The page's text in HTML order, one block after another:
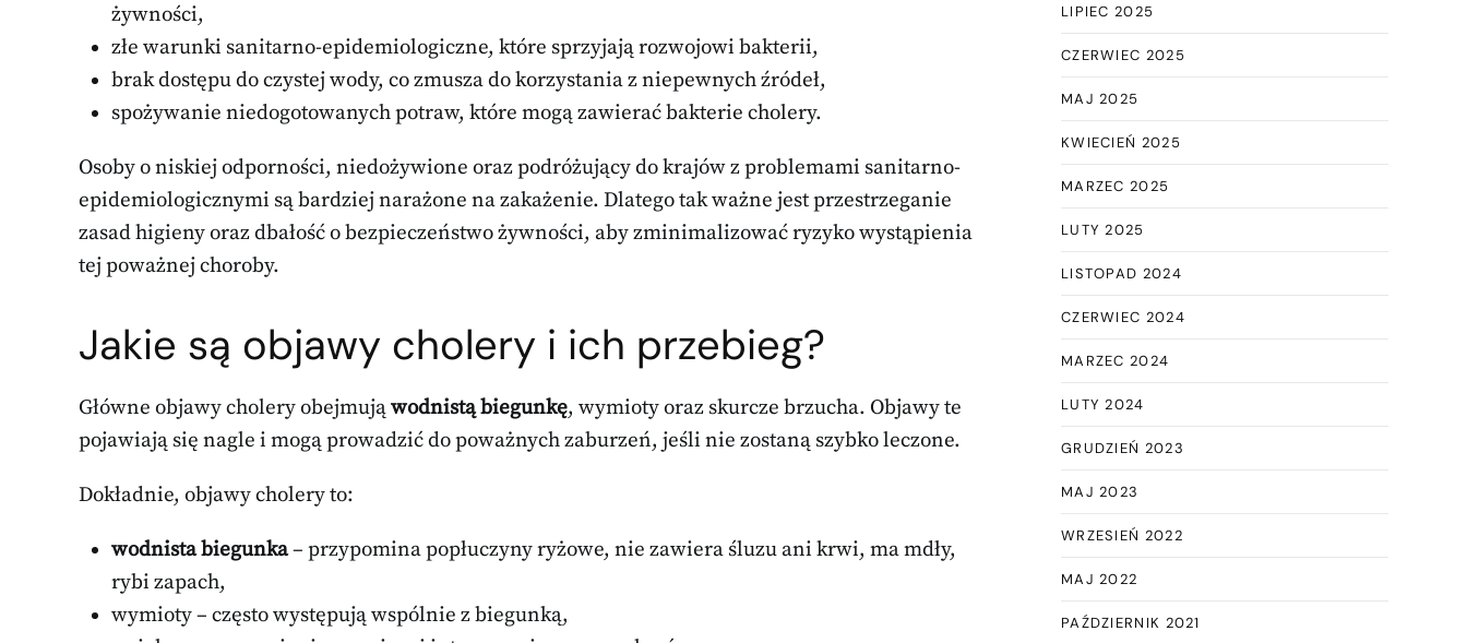
żywności,
złe warunki sanitarno-epidemiologiczne, które sprzyjają rozwojowi bakterii,
brak dostępu do czystej wody, co zmusza do korzystania z niepewnych źródeł,
spożywanie niedogotowanych potraw, które mogą zawierać bakterie cholery.
Osoby o niskiej odporności, niedożywione oraz podróżujący do krajów z problemami sanitarno-
epidemiologicznymi są bardziej narażone na zakażenie. Dlatego tak ważne jest przestrzeganie
zasad higieny oraz dbałość o bezpieczeństwo żywności, aby zminimalizować ryzyko wystąpienia
tej poważnej choroby.
Jakie są objawy cholery i ich przebieg?
Główne objawy cholery obejmująwodnistą biegunkę, wymioty oraz skurcze brzucha. Objawy te
pojawiają się nagle i mogą prowadzić do poważnych zaburzeń, jeśli nie zostaną szybko leczone.
Dokładnie, objawy cholery to:
wodnista biegunka– przypomina popłuczyny ryżowe, nie zawiera śluzu ani krwi, ma mdły,
rybi zapach,
wymioty – często występują wspólnie z biegunką,
LIPIEC 2025
CZERWIEC 2025
MAJ 2025
KWIECIEŃ 2025
MARZEC 2025
LUTY 2025
LISTOPAD 2024
CZERWIEC 2024
MARZEC 2024
LUTY 2024
GRUDZIEŃ 2023
MAJ 2023
WRZESIEŃ 2022
MAJ 2022
PAŹDZIERNIK 2021